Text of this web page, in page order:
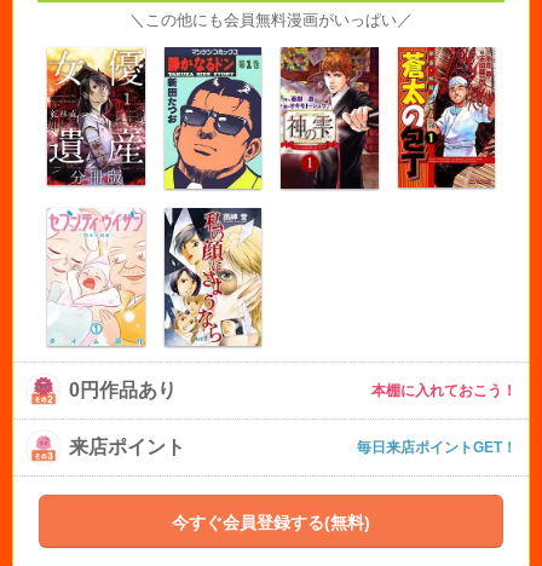
＼この他にも会員無料漫画がいっぱい／
0円作品あり 本棚に入れておこう！
来店ポイント 毎日来店ポイントGET！
今すぐ会員登録する(無料)